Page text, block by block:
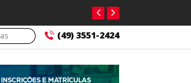
(49) 3551-2424